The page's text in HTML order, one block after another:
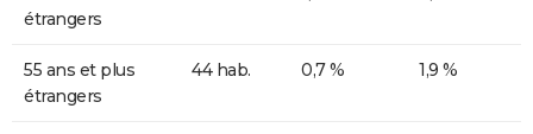
étrangers
55 ans et plus
étrangers
44 hab. 0,7 % 1,9 %